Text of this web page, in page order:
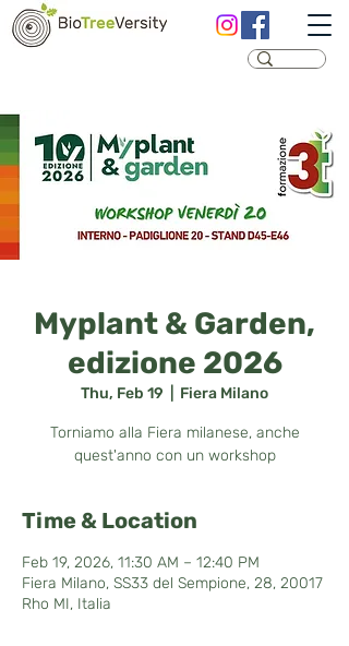
Myplant & Garden,
edizione 2026
Thu, Feb 19 Fiera Milano
Torniamo alla Fiera milanese, anche
quest'anno con un workshop
Time & Location
Feb 19, 2026, 11:30 AM – 12:40 PM
Fiera Milano, SS33 del Sempione, 28, 20017
Rho MI, Italia